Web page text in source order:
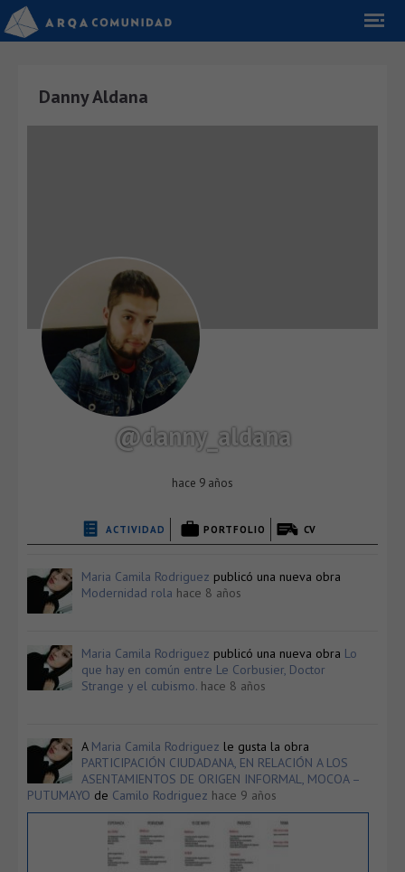
Danny Aldana
@danny_aldana
hace 9 años
ACTIVIDAD PORTFOLIO CV
Maria Camila Rodriguez publicó una nueva obra
Modernidad rola hace 8 años
Maria Camila Rodriguez publicó una nueva obra Lo
que hay en común entre Le Corbusier, Doctor
Strange y el cubismo. hace 8 años
A Maria Camila Rodriguez le gusta la obra
PARTICIPACIÓN CIUDADANA, EN RELACIÓN A LOS
ASENTAMIENTOS DE ORIGEN INFORMAL, MOCOA –
PUTUMAYO de Camilo Rodriguez hace 9 años